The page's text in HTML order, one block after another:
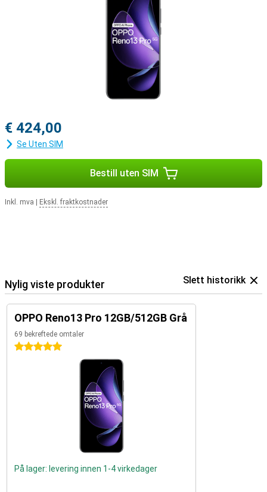
€ 424,00
Se Uten SIM
Bestill uten SIM
Inkl. mva Ekskl. fraktkostnader
Nylig viste produkter Slett historikk
OPPO Reno13 Pro 12GB/512GB Grå
69 bekreftede omtaler
5 stjerner
På lager: levering innen 1-4 virkedager